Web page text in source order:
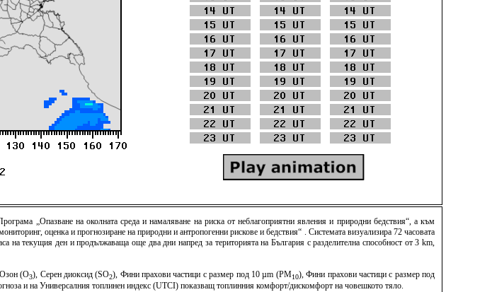
„Опазване на околната среда и намаляване на риска от неблагоприятни явления и природни бедствия“, а към
оценка и прогнозиране на природни и антропогенни рискове и бедствия“ . Системата визуализира 72 часовата
на текущия ден и продължаваща още два дни напред за територията на България с разделителна способност от 3 km,
(O3), Серен диоксид (SO2), Фини прахови частици с размер под 10 µm (PM10), Фини прахови частици с размер под
и на Универсалния топлинен индекс (UTCI) показващ топлинния комфорт/дискомфорт на човешкото тяло.